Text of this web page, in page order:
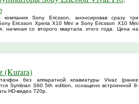
Sony Ericsson, анонсировав сразу три
Ericsson Xperia X10 Mini и Sony Ericsson X10 Mini
начиная со второго квартала этого года. Цена на
(Kurara)
без аппаратной клавиатуры Vivaz (ранее
Symbian S60 5th edition, оснащено встроенной 8-
HD-видео 720p.